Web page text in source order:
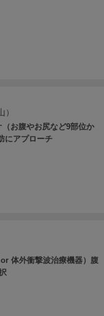
お腹やお尻など9部位か
にアプローチ
体外衝撃波治療機器）腹